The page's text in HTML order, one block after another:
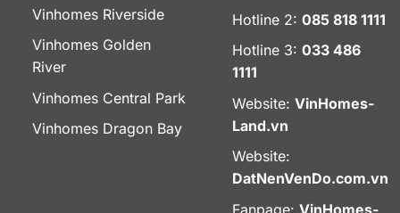
Vinhomes Riverside
Vinhomes Golden
River
Vinhomes Central Park
Vinhomes Dragon Bay
Hotline 2: 085 818 1111
Hotline 3: 033 486
1111
Website: VinHomes-
Land.vn
Website:
DatNenVenDo.com.vn
Fanpage: VinHomes-